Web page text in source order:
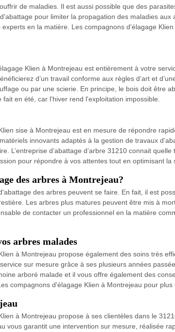
de maladies. Il est aussi possible que des
pour limiter la propagation des maladies
en la matière. Les compagnons d'élagage
Klien à Montrejeau est entièrement à votre
d’un travail conforme aux règles d’art et
ou par une scierie. En principe, le bois doit être
en été, car l'hiver rend l'exploitation impossible.
sise à Montrejeau est en mesure de répondre
innovants adaptés à la gestion de travaux
L’entreprise d’abattage d’arbre 31210 connait
pour répondre à vos attentes tout en optimisant la
des arbres à Montrejeau?
des arbres peuvent se faire. En fait, il est
Les arbres plus matures peuvent être mis à
de contacter un professionnel en la matière
arbres malades
à Montrejeau propose également des soins très
sur mesure grâce à ses plusieurs années
arboré malade et il vous offre également des
compagnons d'élagage Klien à Montrejeau pour plus
à Montrejeau propose à ses clientèles dans le
vous garantit une intervention sur mesure, réalisée